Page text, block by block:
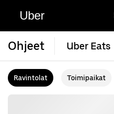
Uber
Ohjeet Uber Eats
Ravintolat Toimipaikat